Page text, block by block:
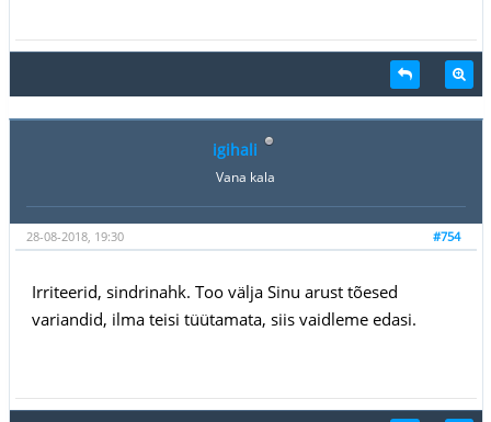
igihali
Vana kala
#754
28-08-2018, 19:30
Irriteerid, sindrinahk. Too välja Sinu arust tõesed
variandid, ilma teisi tüütamata, siis vaidleme edasi.